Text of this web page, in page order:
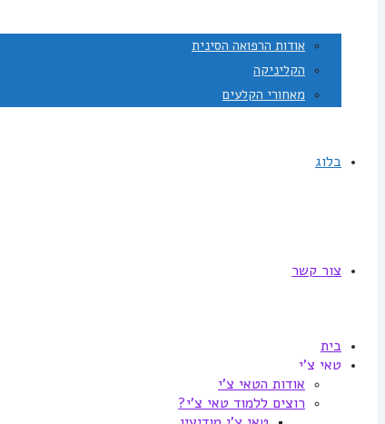
אודות הרפואה הסינית
הקליניקה
מאחורי הקלעים
בלוג
צור קשר
בית
טאי צ'י
אודות הטאי צ'י
רוצים ללמוד טאי צ'י?